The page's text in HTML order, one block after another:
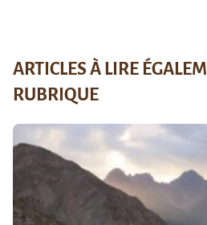
ARTICLES À LIRE
RUBRIQUE